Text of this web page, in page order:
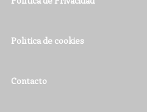
Política de cookies
Contacto